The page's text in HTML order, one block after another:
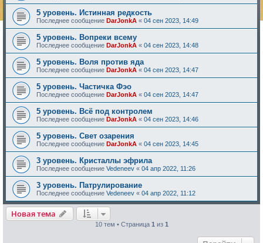
5 уровень. Истинная редкость
Последнее сообщение DarJonkA « 04 сен 2023, 14:49
5 уровень. Вопреки всему
Последнее сообщение DarJonkA « 04 сен 2023, 14:48
5 уровень. Воля против яда
Последнее сообщение DarJonkA « 04 сен 2023, 14:47
5 уровень. Частичка Фэо
Последнее сообщение DarJonkA « 04 сен 2023, 14:47
5 уровень. Всё под контролем
Последнее сообщение DarJonkA « 04 сен 2023, 14:46
5 уровень. Свет озарения
Последнее сообщение DarJonkA « 04 сен 2023, 14:45
3 уровень. Кристаллы эфрила
Последнее сообщение Vedeneev « 04 апр 2022, 11:26
3 уровень. Патрулирование
Последнее сообщение Vedeneev « 04 апр 2022, 11:12
Новая тема
10 тем • Страница 1 из 1